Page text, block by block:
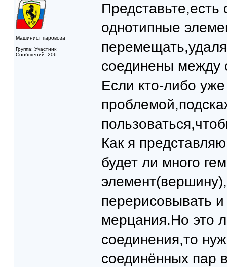
Машинист паровоза
Группа: Участник
Сообщений: 206
однотипные
соединены между
Если кто-либо
Как я
будет ли много
перерисовывать
мерцания.Но это
соединения,то
соединённых пар